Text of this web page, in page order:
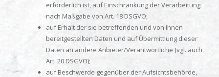
erforderlich ist, auf Einschränkung der Verarbeitung
nach Maßgabe von Art. 18 DSGVO;
auf Erhalt der sie betreffenden und von ihnen
bereitgestellten Daten und auf Übermittlung dieser
Daten an andere Anbieter/Verantwortliche (vgl. auch
Art. 20 DSGVO);
auf Beschwerde gegenüber der Aufsichtsbehörde,